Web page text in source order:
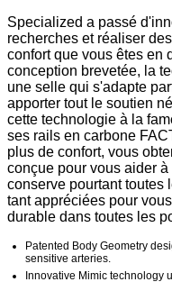
Specialized a passé
recherches et réaliser
confort que vous êtes en
conception brevetée, la
une selle qui s'adapte
apporter tout le soutien
cette technologie à la
ses rails en carbone
plus de confort, vous
conçue pour vous aider
conserve pourtant toutes
tant appréciées pour
durable dans toutes les
Patented Body Geometry
sensitive arteries.
Innovative Mimic technology